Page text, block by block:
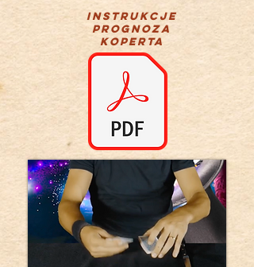
instrukcje
PROGNOZA
KOPERTA